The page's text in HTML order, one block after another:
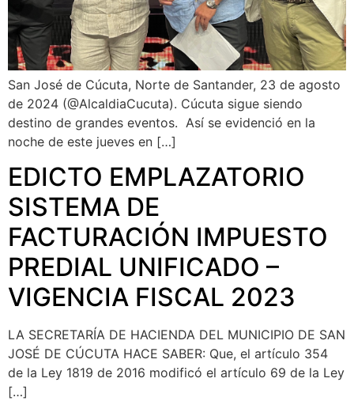
San José de Cúcuta, Norte de Santander, 23 de agosto
de 2024 (@AlcaldiaCucuta). Cúcuta sigue siendo
destino de grandes eventos. Así se evidenció en la
noche de este jueves en […]
EDICTO EMPLAZATORIO
SISTEMA DE
FACTURACIÓN IMPUESTO
PREDIAL UNIFICADO –
VIGENCIA FISCAL 2023
LA SECRETARÍA DE HACIENDA DEL MUNICIPIO DE SAN
JOSÉ DE CÚCUTA HACE SABER: Que, el artículo 354
de la Ley 1819 de 2016 modificó el artículo 69 de la Ley
[…]